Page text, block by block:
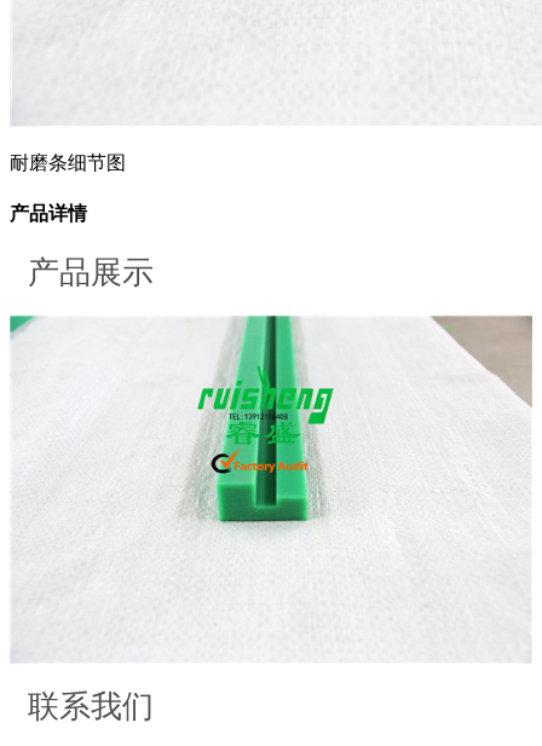
耐磨条细节图
产品详情
产品展示
联系我们